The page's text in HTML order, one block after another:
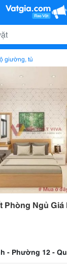
giường, tủ
Ngủ Giá
- Phường 12 -